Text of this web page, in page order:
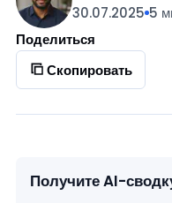
30.07.2025 5
Поделиться
Скопировать
Получите AI-